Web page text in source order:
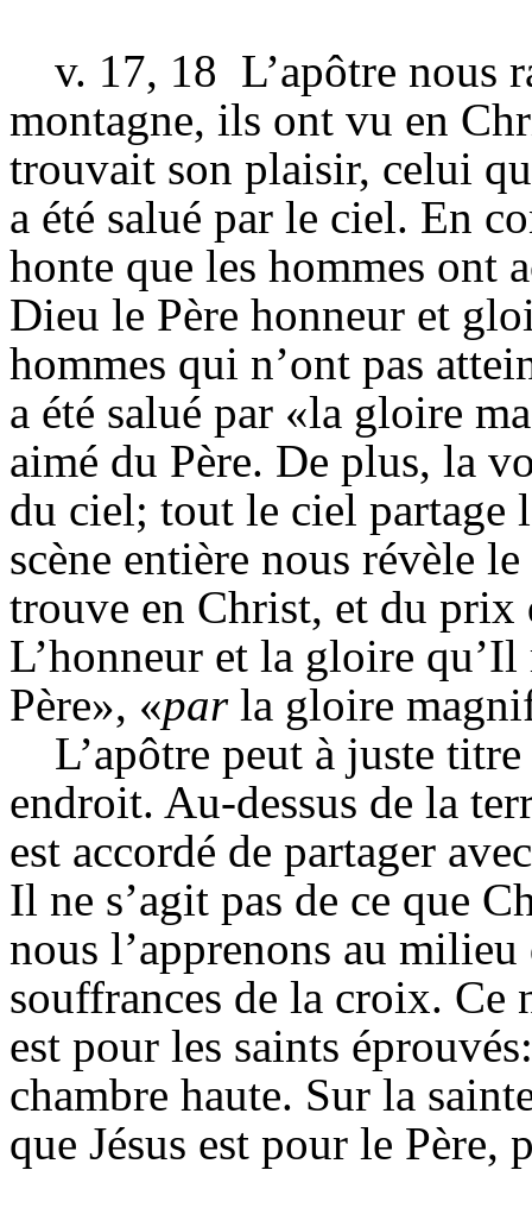
v. 17, 18 L’apôtre nous
montagne, ils ont vu en
trouvait son plaisir, celui
a été salué par le ciel. En
honte que les hommes ont
Dieu le Père honneur et
hommes qui n’ont pas
a été salué par «la gloire
aimé du Père. De plus, la
du ciel; tout le ciel partage
scène entière nous révèle
trouve en Christ, et du prix
L’honneur et la gloire
Père», «par la gloire
L’apôtre peut à juste
endroit. Au-dessus de la
est accordé de partager
Il ne s’agit pas de ce que
nous l’apprenons au
souffrances de la croix. Ce
est pour les saints
chambre haute. Sur la
que Jésus est pour le